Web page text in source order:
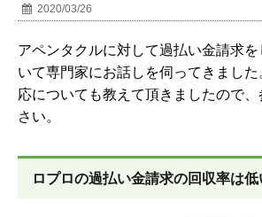
2020/03/26
アペンタクルに対して過払い金請求
いて専門家にお話しを伺ってきまし
応についても教えて頂きましたので
さい。
ロプロの過払い金請求の回収率は低